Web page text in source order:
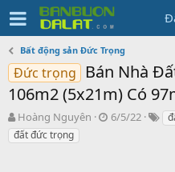
Bất động sản Đức Trọng
Đức trọng
Bán Nhà
106m2 (5x21m) Có
N
g
ư
Hoàng Nguyên
N
6/5/22
T
đất đức trọng